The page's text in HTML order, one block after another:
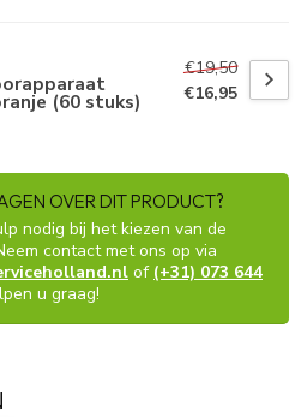
(60 stuks)
€19,50
€16,95
OVER DIT PRODUCT?
nodig bij het kiezen van de
contact met ons op via
of (+31) 073 644
u graag!